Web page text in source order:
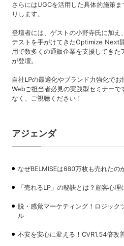
さらにはUGCを活用した具体的施策
りします。
登壇者には、ゲストの小野寺氏に加え
テストを手がけてきたOptimize Next
用で数多くの通販企業を支援してきた
が登壇。
自社LPの最適化やブランド力強化でお
Webご担当者必見の実践型セミナーで
なく、 ご視聴ください！
アジェンダ
なぜBELMISEは680万枚も売れたの
「売れるLP」の秘訣とは？顧客心
脱・感覚マーケティング！ロジック
ル
不安を安心に変える！CVR1.54倍改